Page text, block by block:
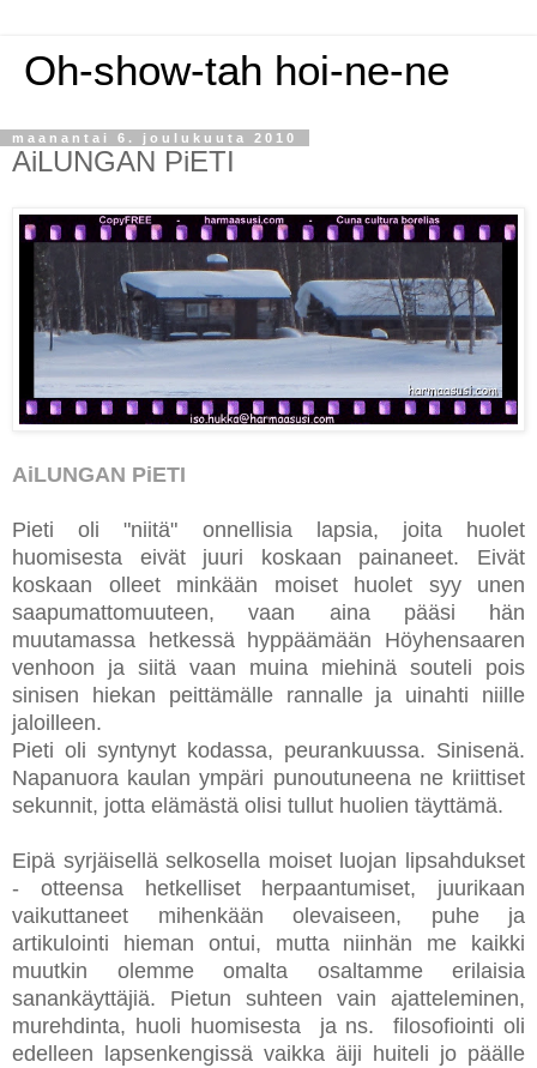
Oh-show-tah hoi-ne-ne
maanantai 6. joulukuuta 2010
AiLUNGAN PiETI
AiLUNGAN PiETI
Pieti oli "niitä" onnellisia lapsia, joita huolet
huomisesta eivät juuri koskaan painaneet. Eivät
koskaan olleet minkään moiset huolet syy unen
saapumattomuuteen, vaan aina pääsi hän
muutamassa hetkessä hyppäämään Höyhensaaren
venhoon ja siitä vaan muina miehinä souteli pois
sinisen hiekan peittämälle rannalle ja uinahti niille
jaloilleen.
Pieti oli syntynyt kodassa, peurankuussa. Sinisenä.
Napanuora kaulan ympäri punoutuneena ne kriittiset
sekunnit, jotta elämästä olisi tullut huolien täyttämä.
Eipä syrjäisellä selkosella moiset luojan lipsahdukset
- otteensa hetkelliset herpaantumiset, juurikaan
vaikuttaneet mihenkään olevaiseen, puhe ja
artikulointi hieman ontui, mutta niinhän me kaikki
muutkin olemme omalta osaltamme erilaisia
sanankäyttäjiä. Pietun suhteen vain ajatteleminen,
murehdinta, huoli huomisesta ja ns. filosofiointi oli
edelleen lapsenkengissä vaikka äiji huiteli jo päälle